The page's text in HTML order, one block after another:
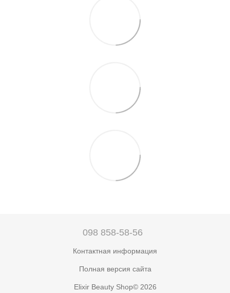
098 858-58-56
Контактная информация
Полная версия сайта
Elixir Beauty Shop© 2026